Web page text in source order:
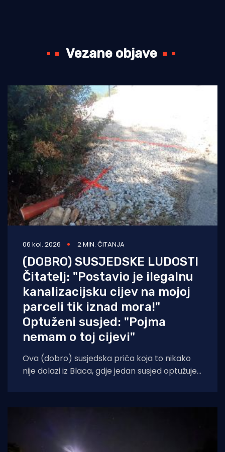
Vezane objave
06 kol. 2026 2 MIN. ČITANJA
(DOBRO) SUSJEDSKE LUDOSTI
Čitatelj: "Postavio je ilegalnu
kanalizacijsku cijev na mojoj
parceli tik iznad mora!"
Optuženi susjed: "Pojma
nemam o toj cijevi"
Ova (dobro) susjedska priča koja to nikako
nije dolazi iz Blaca, gdje jedan susjed optužuje